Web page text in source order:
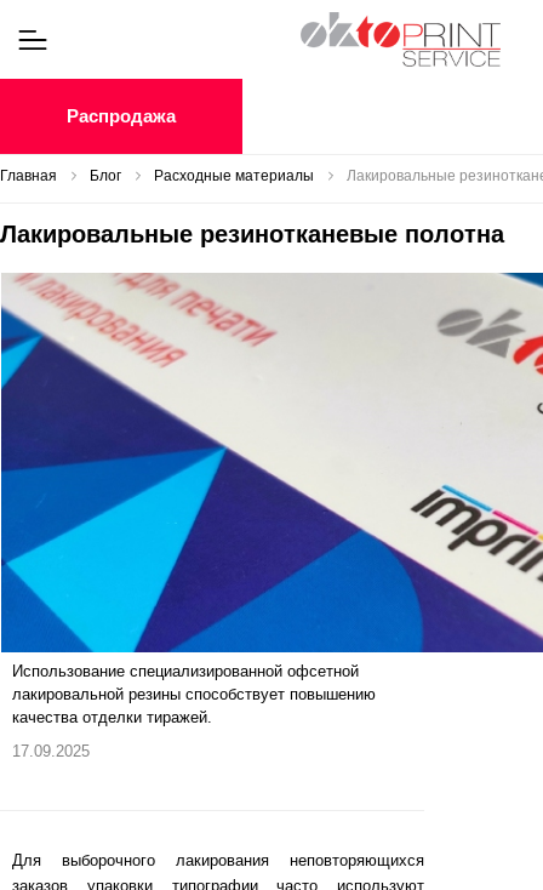
Распродажа
Главная Блог Расходные материалы Лакировальные
Лакировальные резинотканевые полотна
Использование специализированной офсетной
лакировальной резины способствует повышению
качества отделки тиражей.
17.09.2025
Для выборочного лакирования неповторяющихся
заказов упаковки типографии часто используют